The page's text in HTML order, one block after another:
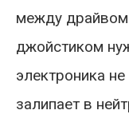
между
джойстиком
электроника
залипает в